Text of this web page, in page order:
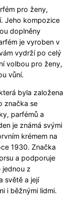
pro ženy,
Jeho kompozice
doplněny
je vyroben v
vydrží po celý
volbou pro ženy,
vůní.
byla založena
značka se
parfémů a
je známá svými
krémem na
1930. Značka
a podporuje
jednou z
světě a její
i běžnými lidmi.